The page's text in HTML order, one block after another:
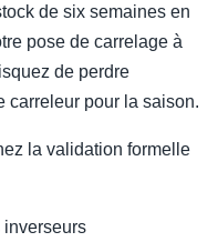
de six semaines en
pose de carrelage à
de perdre
carreleur pour la saison.
la validation formelle
inverseurs